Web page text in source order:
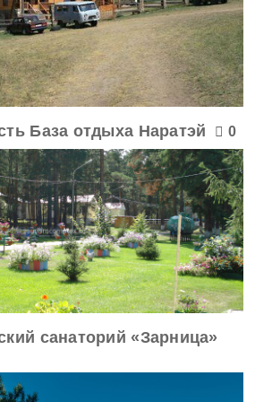
Марий Эл
Мордовия
область
область
Ненецкий АО
область
область
область
область
База отдыха Наратэй 0
санаторий «Зарница»